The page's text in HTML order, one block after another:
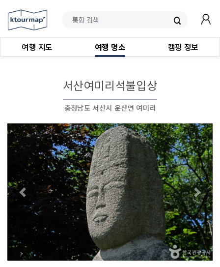
여행 지도 여행 명소 캠핑 정보
서산여미리석불입상
충청남도 서산시 운산면 여미리